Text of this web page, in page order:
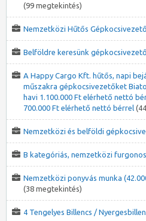
(99 megtekintés)
Nemzetközi Hűtős Gépkocsivezető
Belföldre keresünk
A Happy Cargo Kft. hűtős, napi
műszakra gépkocsivezetőket
havi 1.100.000 Ft elérhető nettó
700.000 Ft elérhető nettó bérrel
Nemzetközi és belföldi
B kategóriás, nemzetközi
Nemzetközi ponyvás munka
(38 megtekintés)
4 Tengelyes Billencs /